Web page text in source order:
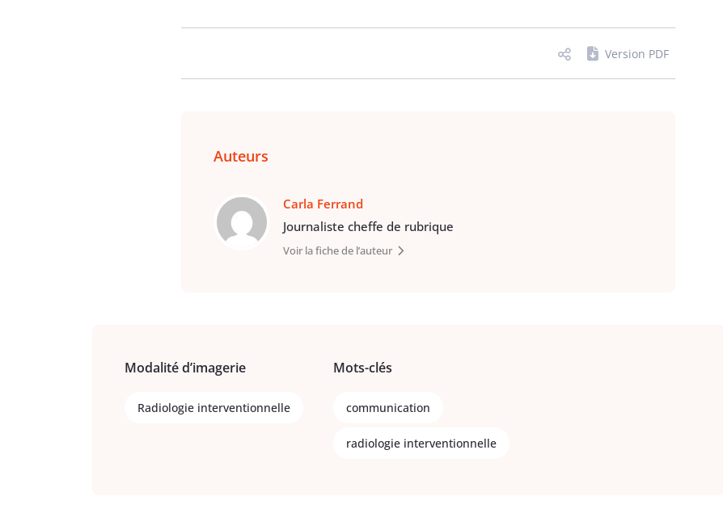
Version PDF
Auteurs
Carla Ferrand
Journaliste cheffe de rubrique
Voir la fiche de l’auteur
Modalité d’imagerie
Radiologie interventionnelle
Mots-clés
communication
radiologie interventionnelle